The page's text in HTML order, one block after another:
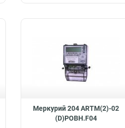
Меркурий 204 ARTM(2)-02
(D)POBH.F04